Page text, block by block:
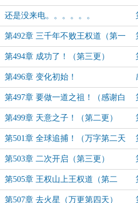
还是没来电。。。。。。
第492章 三千年不败王权道（第一
更）
第494章 成功了！（第三更）
第496章 变化初始！
第497章 要做一道之祖！（感谢白
银盟主斡旋造化、颠倒阴阳）
第499章 天意之子！（第二更）
第501章 全球追捕！（万字第二天
求支持）
第503章 二次开启（第三更）
第505章 王权山上王权道（第二
更）
第507章 去火星（万更第四天）